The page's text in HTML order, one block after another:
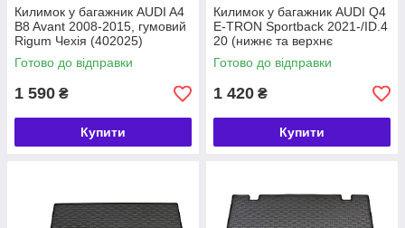
Килимок у багажник AUDI A4
B8 Avant 2008-2015, гумовий
Rigum Чехія (402025)
Готово до відправки
1 590 ₴
Купити
Килимок у багажник AUDI Q4
E-TRON Sportback 2021-/ID.4
20 (нижнє та верхнє
положення), Rigum Чехія
(437072)
Готово до відправки
1 420 ₴
Купити